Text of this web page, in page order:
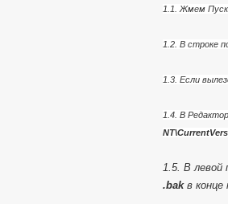
1.1. Жмем Пуск.
1.2. В строке
1.3. Если
1.4. В
1.5. В левой
.bakв конце